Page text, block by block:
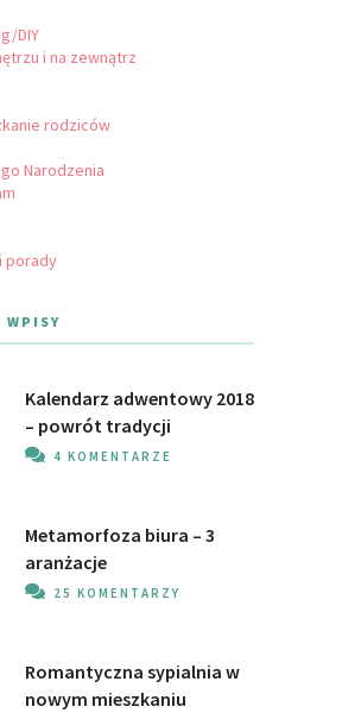
DIY
i na zewnątrz
rodziców
Narodzenia
porady
WPISY
Kalendarz adwentowy 2018
– powrót tradycji
4 KOMENTARZE
Metamorfoza biura – 3
aranżacje
25 KOMENTARZY
Romantyczna sypialnia w
nowym mieszkaniu